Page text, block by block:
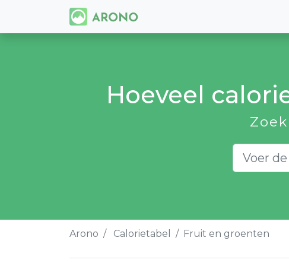
Hoeveel
Arono Calorietabel Fruit en groenten